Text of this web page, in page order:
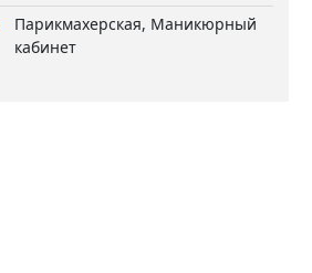
Парикмахерская, Маникюрный
кабинет